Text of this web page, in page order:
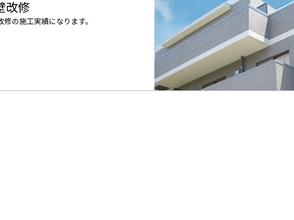
改修
修の施工実績になります。